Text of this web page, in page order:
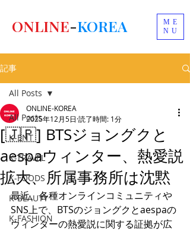
ME
NU
ONLINE-KOREA
記事
All Posts
K-ENT
K-TRAVEL
K-FOODS
K-BEAUTY
K-FASHION
All Posts
[🇯🇵] BTSジョングクと
aespaウィンター、熱愛説
拡大、所属事務所は沈黙
ONLINE-KOREA
2025年12月5日 読了時間: 1分
最近、各種オンラインコミュニティや
SNS上で、BTSのジョングクとaespaの
ウィンターの熱愛説に関する証拠が広